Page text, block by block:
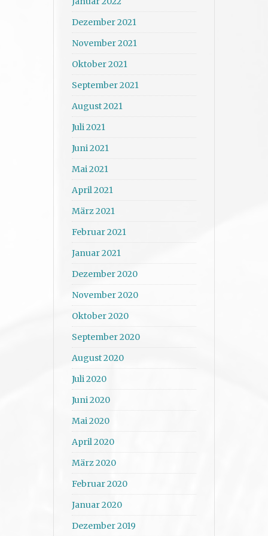
Dezember 2021
November 2021
Oktober 2021
September 2021
August 2021
Juli 2021
Juni 2021
Mai 2021
April 2021
März 2021
Februar 2021
Januar 2021
Dezember 2020
November 2020
Oktober 2020
September 2020
August 2020
Juli 2020
Juni 2020
Mai 2020
April 2020
März 2020
Februar 2020
Januar 2020
Dezember 2019